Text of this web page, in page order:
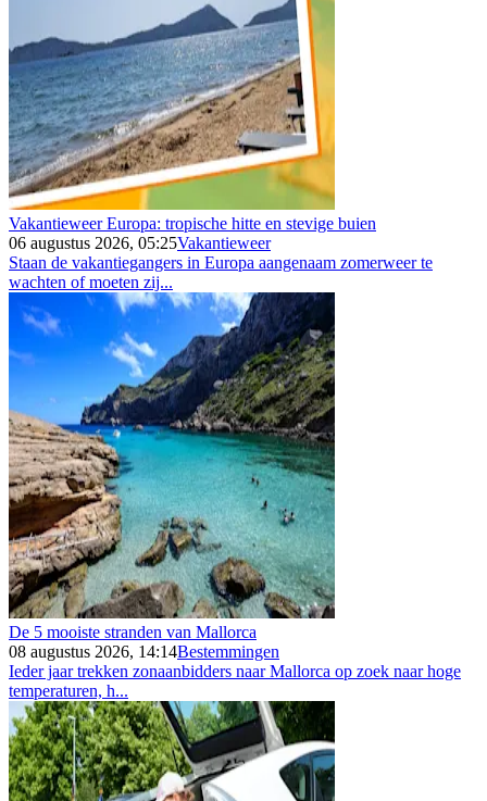
Vakantieweer Europa: tropische hitte en stevige buien
06 augustus 2026, 05:25Vakantieweer
Staan de vakantiegangers in Europa aangenaam zomerweer te
wachten of moeten zij...
De 5 mooiste stranden van Mallorca
08 augustus 2026, 14:14Bestemmingen
Ieder jaar trekken zonaanbidders naar Mallorca op zoek naar hoge
temperaturen, h...